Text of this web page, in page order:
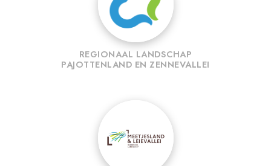
REGIONAAL LANDSCHAP
PAJOTTENLAND EN ZENNEVALLEI